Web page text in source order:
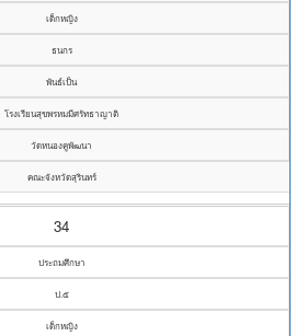
เด็กหญิง
ธนกร
พันธ์เป็น
โรงเรียนสุขพรหมมีศรัทธาญาติ
วัดหนองคูพัฒนา
คณะจังหวัดสุรินทร์
34
ประถมศึกษา
ป.๕
เด็กหญิง